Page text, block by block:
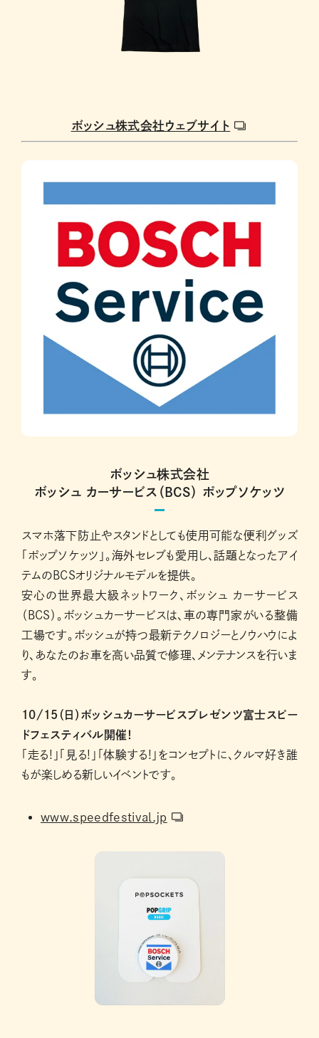
ボッシュ株式会社ウェブサイト
ボッシュ株式会社
ボッシュ カーサービス（BCS） ポップソケッツ
スマホ落下防止やスタンドとしても使用可能な便利グッズ
「ポップソケッツ」。海外セレブも愛用し、話題となったアイ
テムのBCSオリジナルモデルを提供。
安心の世界最大級ネットワーク、ボッシュ カーサービス
（BCS）。ボッシュカーサービスは、車の専門家がいる整備
工場です。ボッシュが持つ最新テクノロジーとノウハウによ
り、あなたのお車を高い品質で修理、メンテナンスを行いま
す。
10/15（日）ボッシュカーサービスプレゼンツ富士スピー
ドフェスティバル開催！
「走る!」「見る!」「体験する!」をコンセプトに、クルマ好き誰
もが楽しめる新しいイベントです。
www.speedfestival.jp